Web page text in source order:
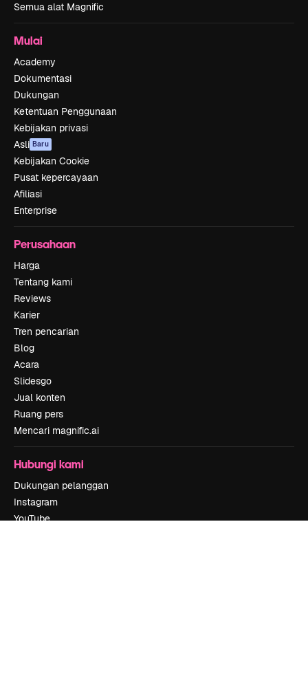
Semua alat Magnific
Mulai
Academy
Dokumentasi
Dukungan
Ketentuan Penggunaan
Kebijakan privasi
Asli Baru
Kebijakan Cookie
Pusat kepercayaan
Afiliasi
Enterprise
Perusahaan
Harga
Tentang kami
Reviews
Karier
Tren pencarian
Blog
Acara
Slidesgo
Jual konten
Ruang pers
Mencari magnific.ai
Hubungi kami
Dukungan pelanggan
Instagram
YouTube